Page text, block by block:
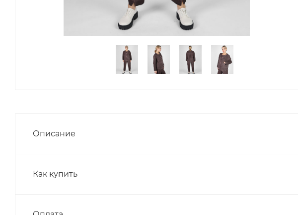
Описание
Как купить